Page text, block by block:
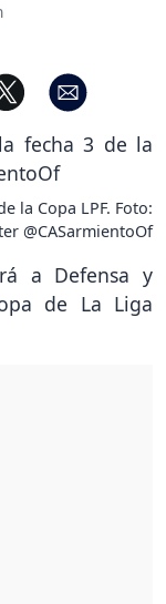
la Copa LPF. Foto:
@CASarmientoOf
a Defensa y
de La Liga